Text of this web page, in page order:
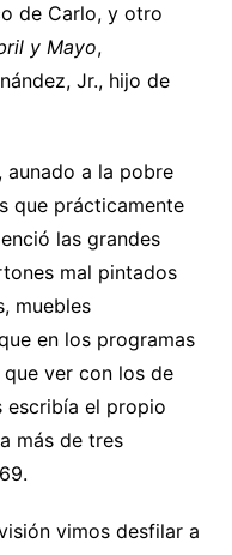
de Carlo, y otro
y Mayo,
Jr., hijo de
aunado a la pobre
que prácticamente
las grandes
mal pintados
muebles
en los programas
ver con los de
escribía el propio
más de tres
vimos desfilar a